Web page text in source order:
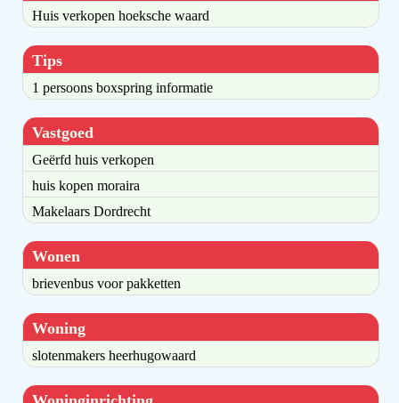
Huis verkopen hoeksche waard
Tips
1 persoons boxspring informatie
Vastgoed
Geërfd huis verkopen
huis kopen moraira
Makelaars Dordrecht
Wonen
brievenbus voor pakketten
Woning
slotenmakers heerhugowaard